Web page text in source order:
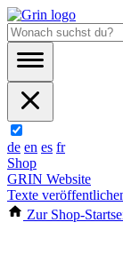
de en es fr
Shop
GRIN Website
Texte
Zur Shop-